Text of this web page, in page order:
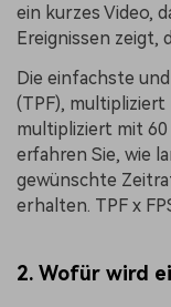
ein kurzes Video,
Ereignissen zeigt,
Die einfachste
(TPF), multipliziert
multipliziert mit 60
erfahren Sie, wie
gewünschte
erhalten. TPF x
2. Wofür wird